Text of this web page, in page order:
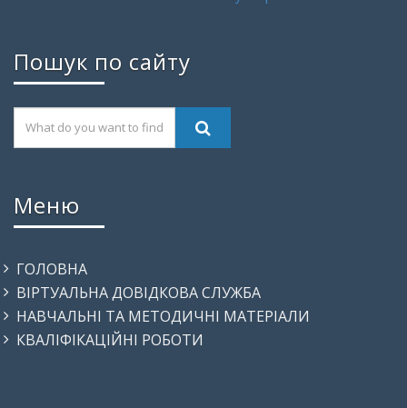
Пошук по сайту
Меню
ГОЛОВНА
ВІРТУАЛЬНА ДОВІДКОВА СЛУЖБА
НАВЧАЛЬНІ ТА МЕТОДИЧНІ МАТЕРІАЛИ
КВАЛІФІКАЦІЙНІ РОБОТИ